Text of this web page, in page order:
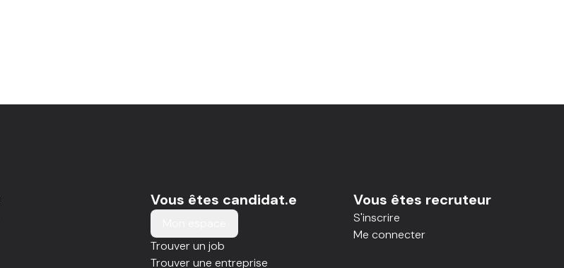
Vous êtes candidat.e
Trouver un job
Trouver une entreprise
Vous êtes recruteur
S'inscrire
Me connecter